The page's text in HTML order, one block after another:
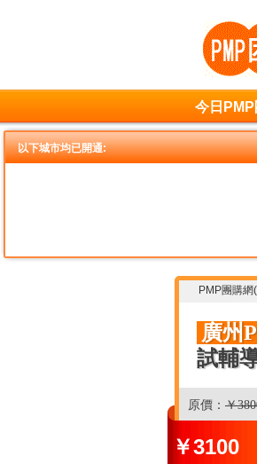
今日
以下城市均已開通:
PMP團購網
廣州
試輔
原價： ￥
￥3100